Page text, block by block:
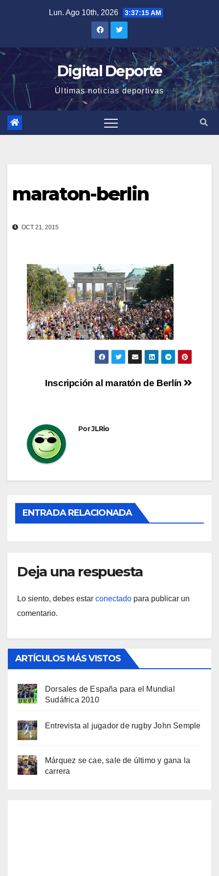
Lun. Ago 10th, 2026 3:37:15 AM
Digital Deporte
Últimas noticias deportivas
maraton-berlin
OCT 21, 2015
Navegación
entradas
Inscripción al maratón de Berlín
PorJLRio
ENTRADA RELACIONADA
Deja una respuesta
Lo siento, debes estar conectado para publicar un
comentario.
ARTÍCULOS MÁS VISTOS
Dorsales de España para el Mundial
Sudáfrica 2010
Entrevista al jugador de rugby John Semple
Márquez se cae, sale de último y gana la
carrera